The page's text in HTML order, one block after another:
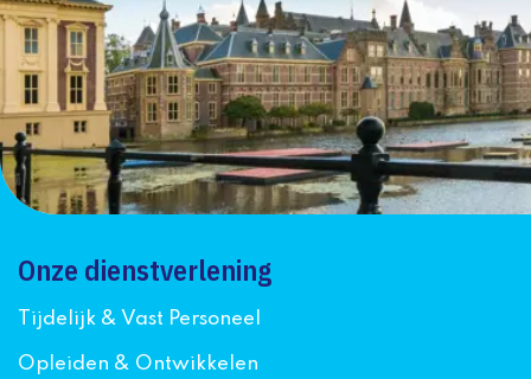
Onze dienstverlening
Tijdelijk & Vast Personeel
Opleiden & Ontwikkelen